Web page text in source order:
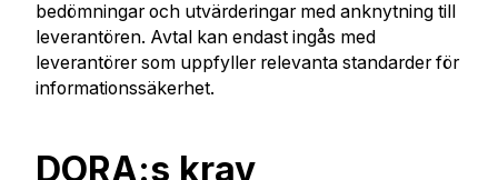
bedömningar och utvärderingar med anknytning till
leverantören. Avtal kan endast ingås med
leverantörer som uppfyller relevanta standarder för
informationssäkerhet.
DORA:s krav